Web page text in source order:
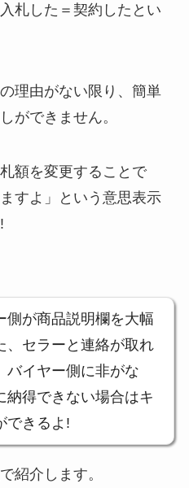
札した＝契約したとい
理由がない限り、簡単
ができません。
額を変更することで
すよ」という意思表示
側が商品説明欄を大幅
、セラーと連絡が取れ
バイヤー側に非がな
納得できない場合はキ
できるよ!
紹介します。